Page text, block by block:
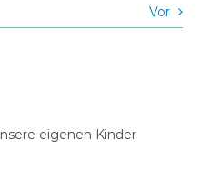
Vor
eigenen Kinder